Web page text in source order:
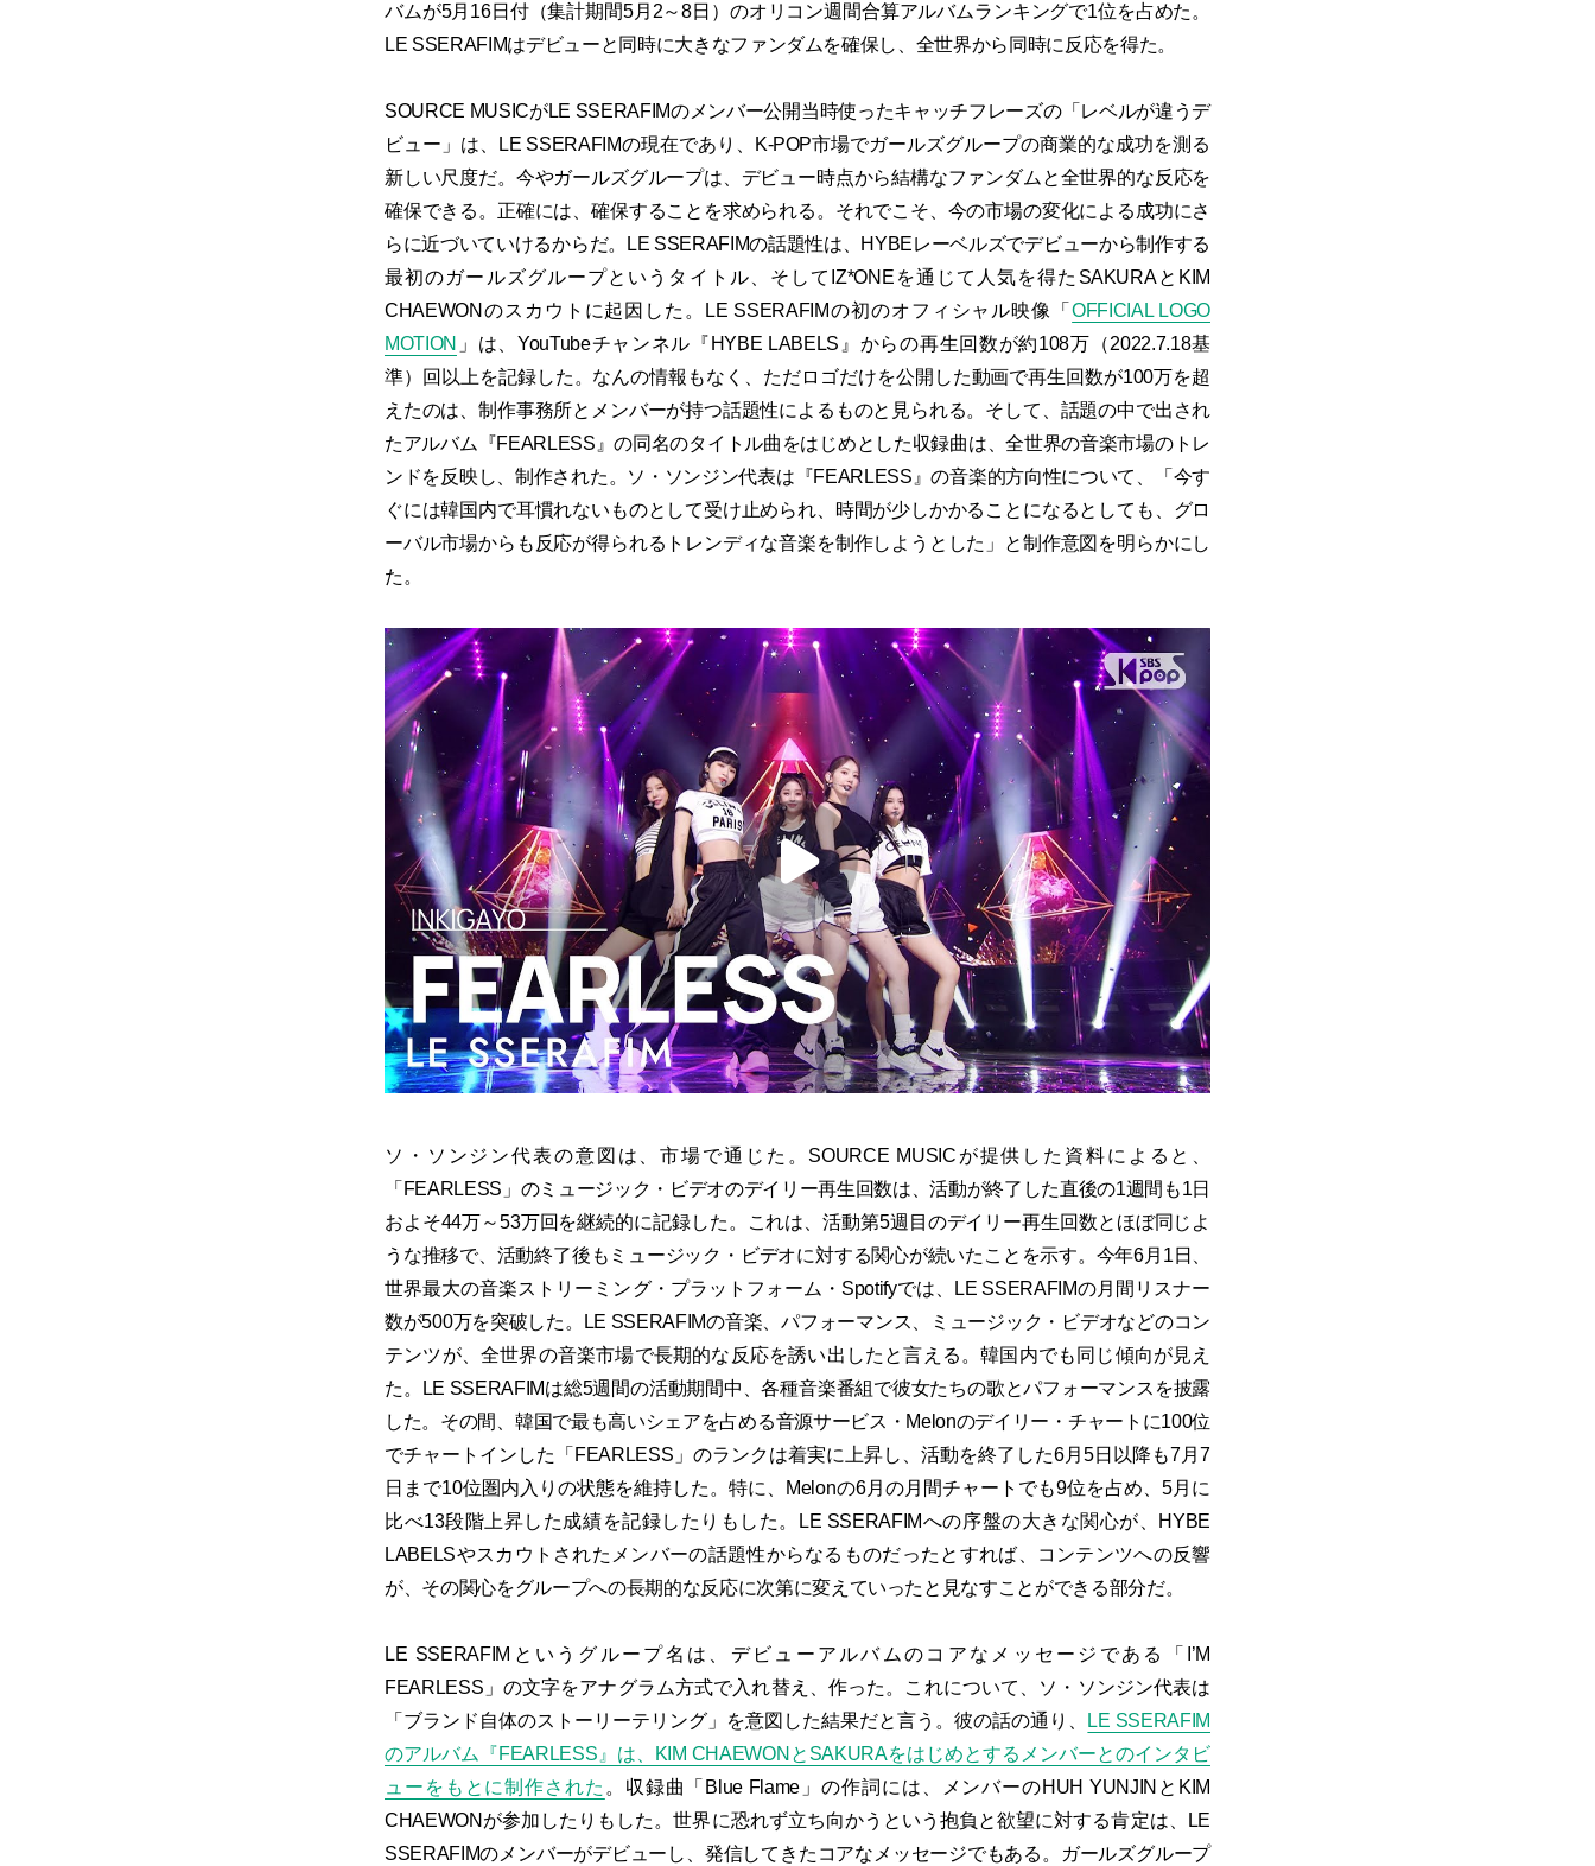
バムが5月16日付（集計期間5月2～8日）のオリコン週間合算アルバムランキングで1位を占めた。
LE SSERAFIMはデビューと同時に大きなファンダムを確保し、全世界から同時に反応を得た。
SOURCE MUSICがLE SSERAFIMのメンバー公開当時使ったキャッチフレーズの「レベルが違うデ
ビュー」は、LE SSERAFIMの現在であり、K-POP市場でガールズグループの商業的な成功を測る
新しい尺度だ。今やガールズグループは、デビュー時点から結構なファンダムと全世界的な反応を
確保できる。正確には、確保することを求められる。それでこそ、今の市場の変化による成功にさ
らに近づいていけるからだ。LE SSERAFIMの話題性は、HYBEレーベルズでデビューから制作する
最初のガールズグループというタイトル、そしてIZ*ONEを通じて人気を得たSAKURAとKIM
CHAEWONのスカウトに起因した。LE SSERAFIMの初のオフィシャル映像「OFFICIAL LOGO
MOTION 」は、YouTubeチャンネル『HYBE LABELS』からの再生回数が約108万（2022.7.18基
準）回以上を記録した。なんの情報もなく、ただロゴだけを公開した動画で再生回数が100万を超
えたのは、制作事務所とメンバーが持つ話題性によるものと見られる。そして、話題の中で出され
たアルバム『FEARLESS』の同名のタイトル曲をはじめとした収録曲は、全世界の音楽市場のトレ
ンドを反映し、制作された。ソ・ソンジン代表は『FEARLESS』の音楽的方向性について、「今す
ぐには韓国内で耳慣れないものとして受け止められ、時間が少しかかることになるとしても、グロ
ーバル市場からも反応が得られるトレンディな音楽を制作しようとした」と制作意図を明らかにし
た。
ソ・ソンジン代表の意図は、市場で通じた。SOURCE MUSICが提供した資料によると、
「FEARLESS」のミュージック・ビデオのデイリー再生回数は、活動が終了した直後の1週間も1日
およそ44万～53万回を継続的に記録した。これは、活動第5週目のデイリー再生回数とほぼ同じよ
うな推移で、活動終了後もミュージック・ビデオに対する関心が続いたことを示す。今年6月1日、
世界最大の音楽ストリーミング・プラットフォーム・Spotifyでは、LE SSERAFIMの月間リスナー
数が500万を突破した。LE SSERAFIMの音楽、パフォーマンス、ミュージック・ビデオなどのコン
テンツが、全世界の音楽市場で長期的な反応を誘い出したと言える。韓国内でも同じ傾向が見え
た。LE SSERAFIMは総5週間の活動期間中、各種音楽番組で彼女たちの歌とパフォーマンスを披露
した。その間、韓国で最も高いシェアを占める音源サービス・Melonのデイリー・チャートに100位
でチャートインした「FEARLESS」のランクは着実に上昇し、活動を終了した6月5日以降も7月7
日まで10位圏内入りの状態を維持した。特に、Melonの6月の月間チャートでも9位を占め、5月に
比べ13段階上昇した成績を記録したりもした。LE SSERAFIMへの序盤の大きな関心が、HYBE
LABELSやスカウトされたメンバーの話題性からなるものだったとすれば、コンテンツへの反響
が、その関心をグループへの長期的な反応に次第に変えていったと見なすことができる部分だ。
LE SSERAFIMというグループ名は、デビューアルバムのコアなメッセージである「I’M
FEARLESS」の文字をアナグラム方式で入れ替え、作った。これについて、ソ・ソンジン代表は
「ブランド自体のストーリーテリング」を意図した結果だと言う。彼の話の通り、
LE SSERAFIM
のアルバム『FEARLESS』は、KIM CHAEWONとSAKURAをはじめとするメンバーとのインタビ
ューをもとに制作された 。収録曲「Blue Flame」の作詞には、メンバーのHUH YUNJINとKIM
CHAEWONが参加したりもした。世界に恐れず立ち向かうという抱負と欲望に対する肯定は、LE
SSERAFIMのメンバーがデビューし、発信してきたコアなメッセージでもある。ガールズグループ